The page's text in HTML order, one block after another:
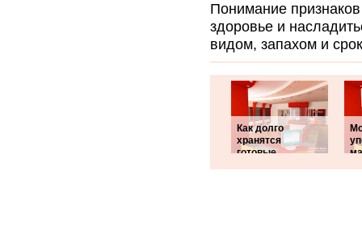
Понимание
здоровье и
видом, запахом и
Как долго
хранятся
готовые